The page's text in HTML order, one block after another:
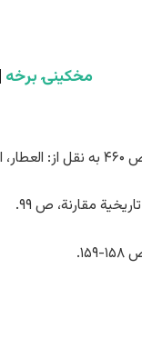
مخکینۍ برخه |
۶۳.
مقارنة، ص ۹۹.